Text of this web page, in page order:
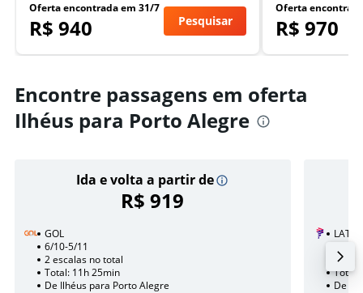
Oferta encontrada em 31/7
R$ 940 Pesquisar
Oferta
R$ 970
Encontre passagens em oferta
Ilhéus para Porto Alegre
Ida e volta a partir de
R$ 919
GOL
6/10-5/11
2 escalas no total
Total: 11h 25min
De Ilhéus para Porto Alegre
31/10
1
Total:
De